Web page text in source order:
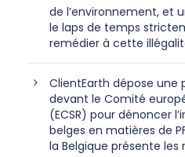
de l’environnement, et
le laps de temps
remédier à cette
ClientEarth dépose une
devant le Comité
(ECSR) pour dénoncer
belges en matières de
la Belgique présente les